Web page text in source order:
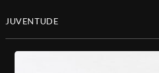
JUVENTUDE